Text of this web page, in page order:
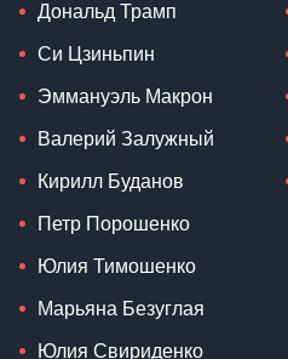
Дональд Трамп
Си Цзиньпин
Эммануэль Макрон
Валерий Залужный
Кирилл Буданов
Петр Порошенко
Юлия Тимошенко
Марьяна Безуглая
Юлия Свириденко